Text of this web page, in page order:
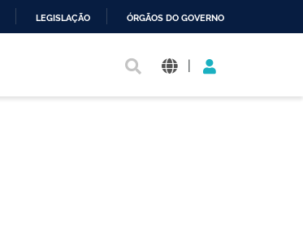
LEGISLAÇÃO ÓRGÃOS DO GOVERNO
|